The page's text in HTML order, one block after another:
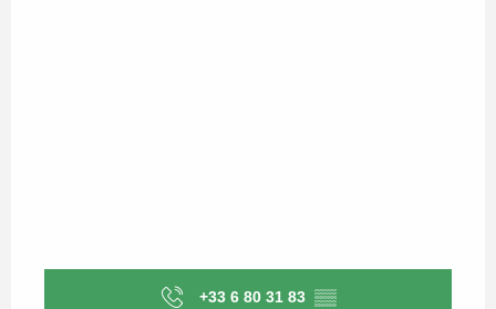
+33 6 80 31 83 ▒▒